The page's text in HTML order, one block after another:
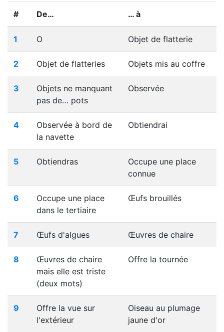
# De… … à
1 O Objet de flatterie
2 Objet de flatteries Objets mis au coffre
3
Objets ne manquant
pas de… pots
Observée
4
Observée à bord de
la navette
Obtiendrai
5 Obtiendras
Occupe une place
connue
6
Occupe une place
dans le tertiaire
Œufs brouillés
7 Œufs d'algues Œuvres de chaire
8
Œuvres de chaire
mais elle est triste
(deux mots)
Offre la tournée
9
Offre la vue sur
l'extérieur
Oiseau au plumage
jaune d'or